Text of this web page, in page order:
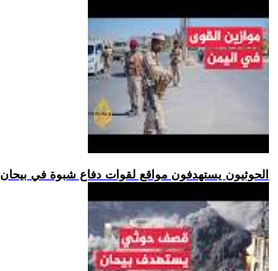
.. الحوثيون يستهدفون مواقع لقوات دفاع شبوة في بيحان